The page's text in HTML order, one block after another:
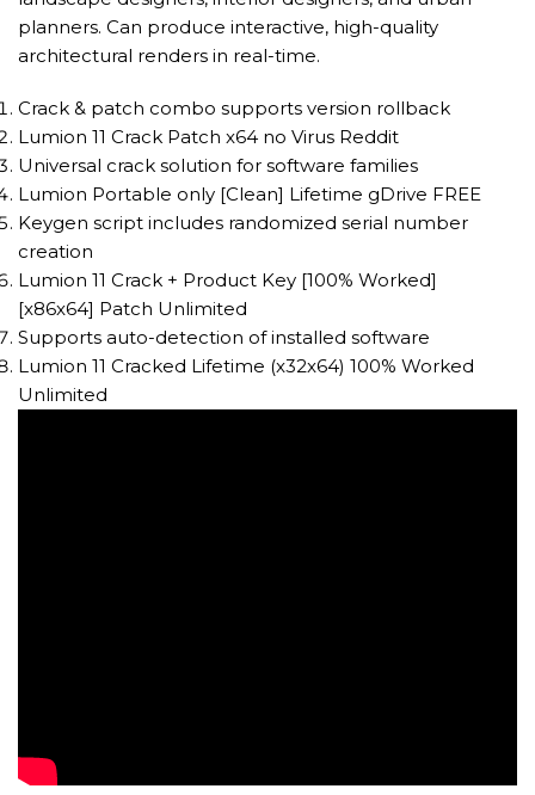
planners. Can produce interactive, high-quality
architectural renders in real-time.
Crack & patch combo supports version rollback
Lumion 11 Crack Patch x64 no Virus Reddit
Universal crack solution for software families
Lumion Portable only [Clean] Lifetime gDrive FREE
Keygen script includes randomized serial number
creation
Lumion 11 Crack + Product Key [100% Worked]
[x86x64] Patch Unlimited
Supports auto-detection of installed software
Lumion 11 Cracked Lifetime (x32x64) 100% Worked
Unlimited